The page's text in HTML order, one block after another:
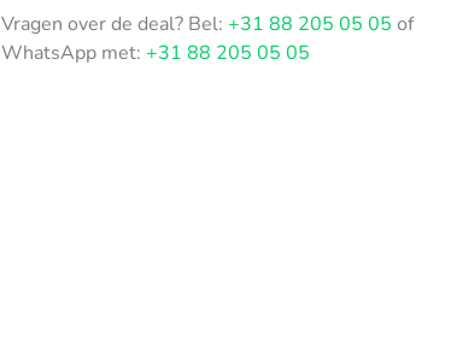
Vragen over de deal? Bel:+31 88 205 05 05 of
WhatsApp met:+31 88 205 05 05